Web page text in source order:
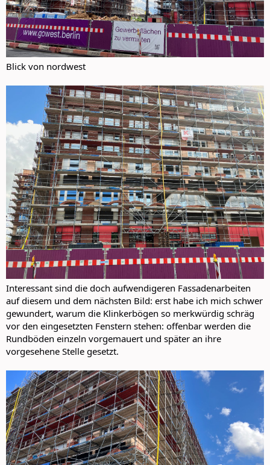
Blick von nordwest
Interessant sind die doch aufwendigeren Fassadenarbeiten
auf diesem und dem nächsten Bild: erst habe ich mich schwer
gewundert, warum die Klinkerbögen so merkwürdig schräg
vor den eingesetzten Fenstern stehen: offenbar werden die
Rundböden einzeln vorgemauert und später an ihre
vorgesehene Stelle gesetzt.